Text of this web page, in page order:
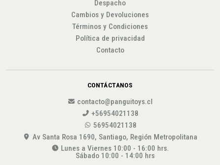
Despacho
Cambios y Devoluciones
Términos y Condiciones
Política de privacidad
Contacto
CONTÁCTANOS
contacto@panguitoys.cl
+56954021138
56954021138
Av Santa Rosa 1690, Santiago, Región Metropolitana
Lunes a Viernes 10:00 - 16:00 hrs.
Sábado 10:00 - 14:00 hrs